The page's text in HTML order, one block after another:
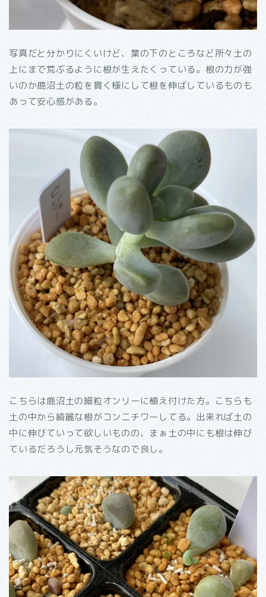
写真だと分かりにくいけど、葉の下のところなど所々土の
上にまで荒ぶるように根が生えたくっている。根の力が強
いのか鹿沼土の粒を貫く様にして根を伸ばしているものも
あって安心感がある。
こちらは鹿沼土の細粒オンリーに植え付けた方。こちらも
土の中から綺麗な根がコンニチワーしてる。出来れば土の
中に伸びていって欲しいものの、まぁ土の中にも根は伸び
ているだろうし元気そうなので良し。